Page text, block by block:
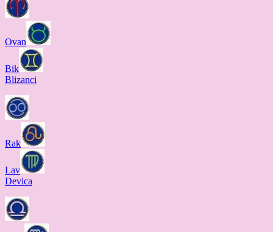
Ovan
Bik
Blizanci
Rak
Lav
Devica